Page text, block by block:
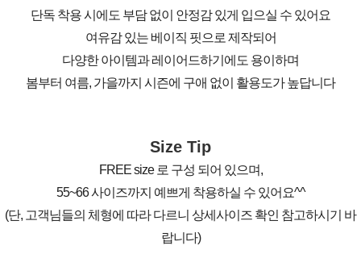
단독 착용 시에도 부담 없이 안정감 있게 입으실 수 있어요
여유감 있는 베이직 핏으로 제작되어
다양한 아이템과 레이어드하기에도 용이하며
봄부터 여름, 가을까지 시즌에 구애 없이 활용도가 높답니다
Size Tip
FREE size 로 구성 되어 있으며,
55~66 사이즈까지 예쁘게 착용하실 수 있어요^^
(단, 고객님들의 체형에 따라 다르니 상세사이즈 확인 참고하시기 바
랍니다)